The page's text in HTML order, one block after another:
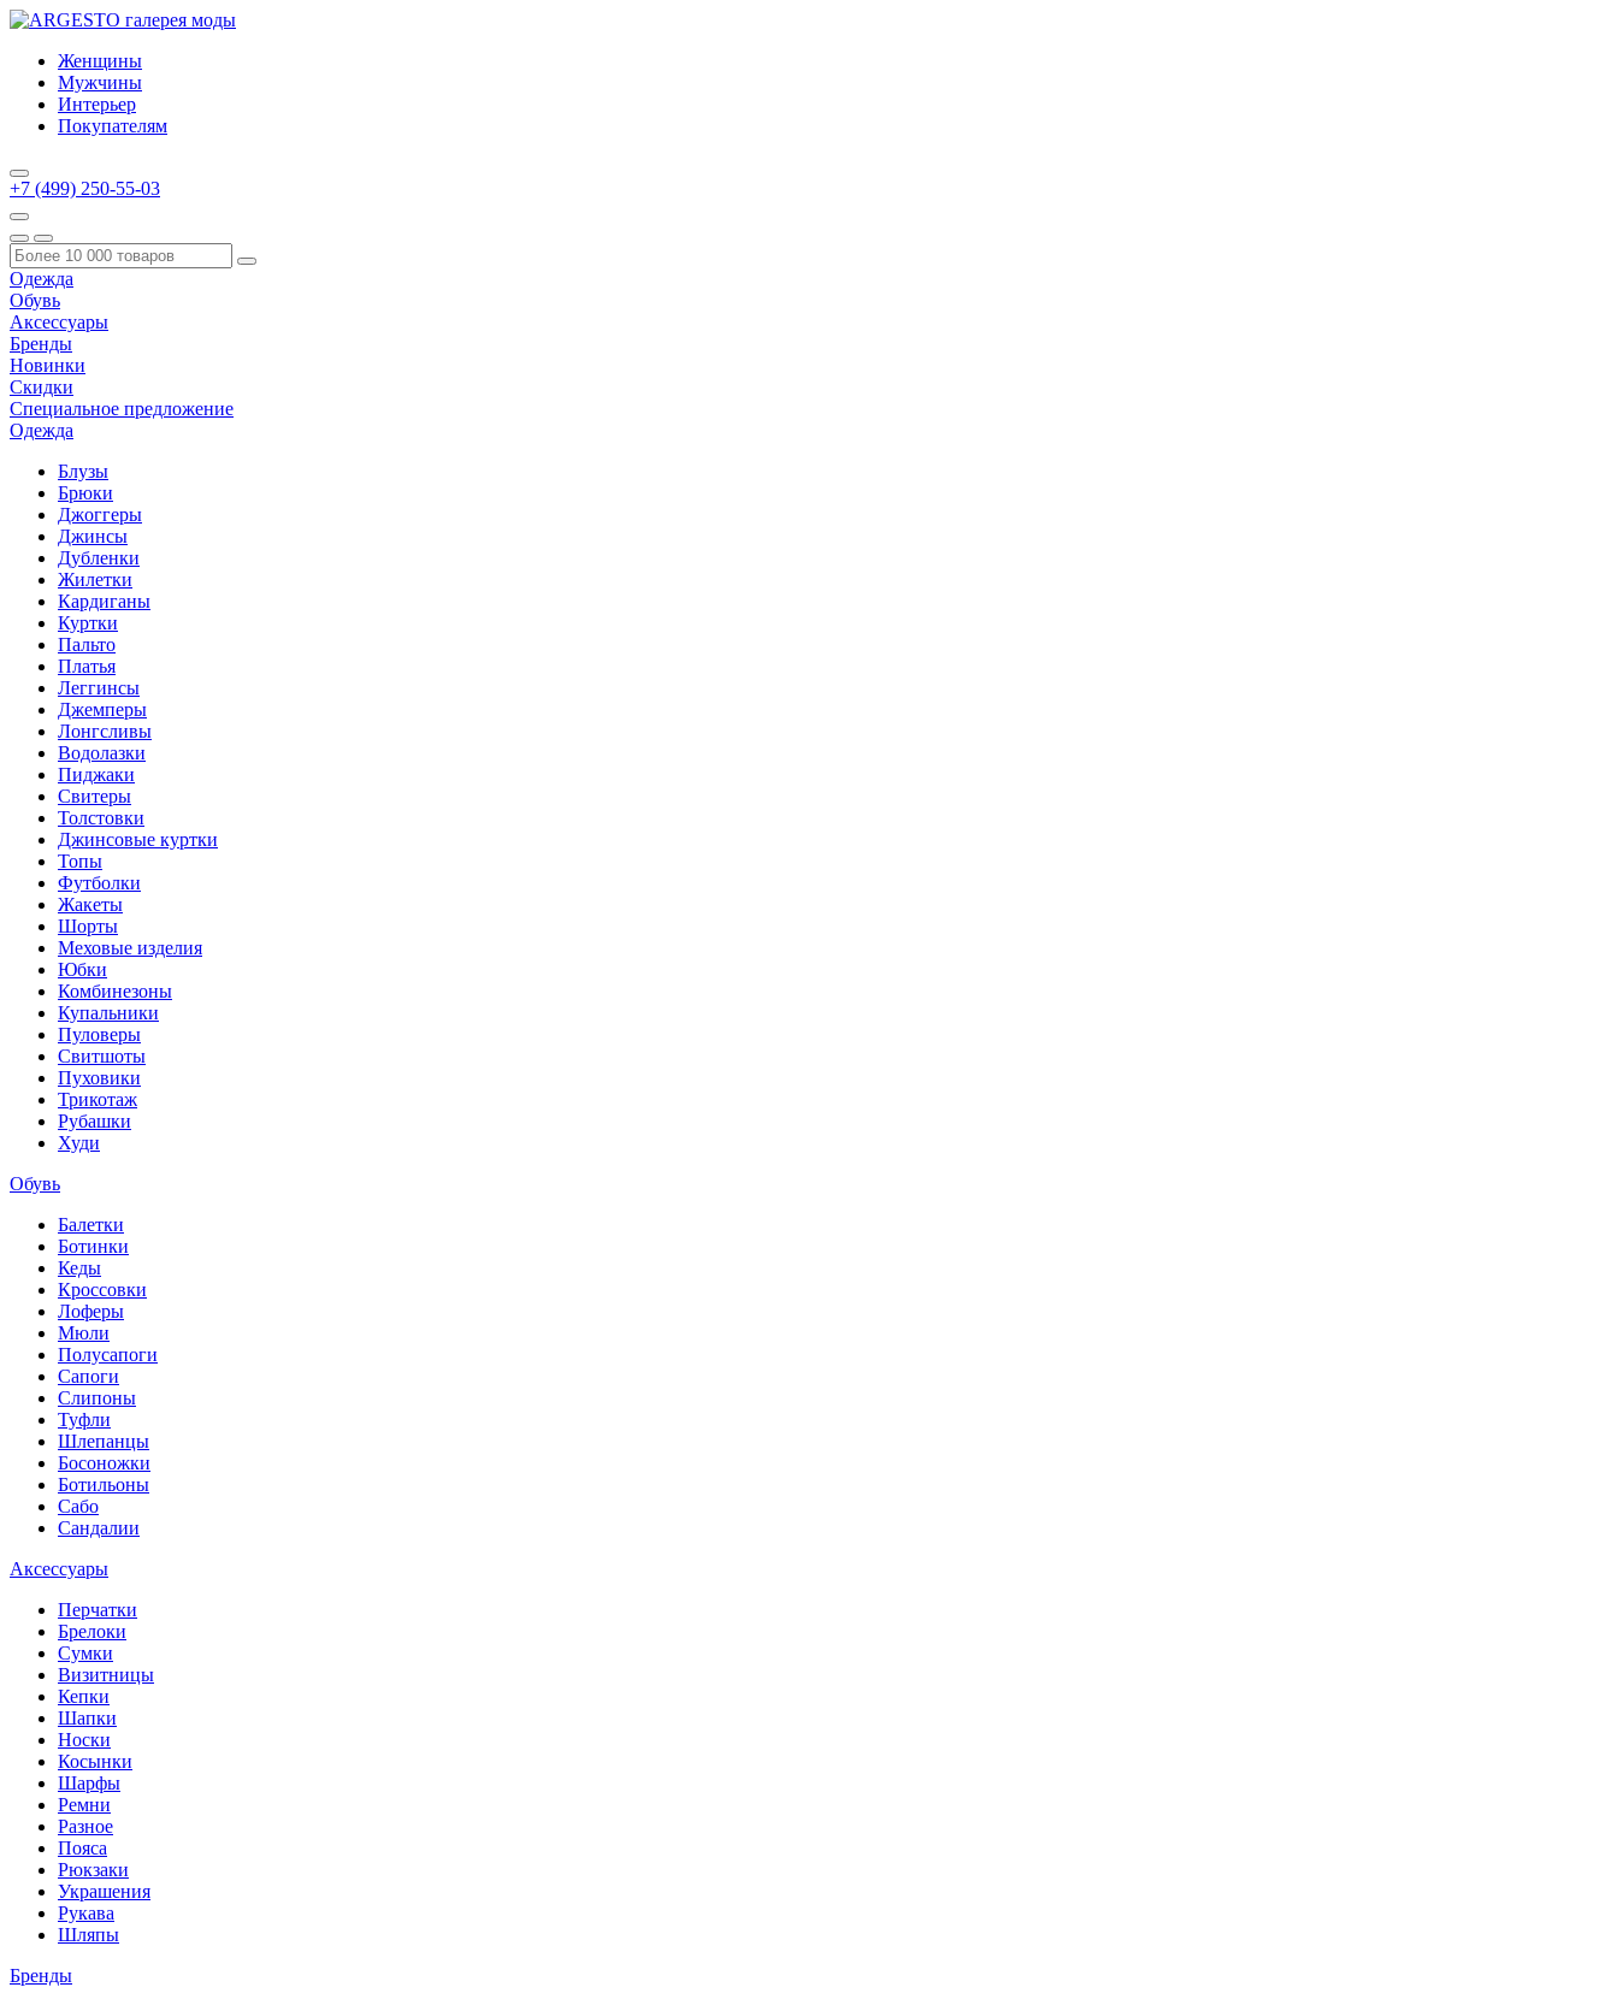
Женщины
Мужчины
Интерьер
Покупателям
+7 (499) 250-55-03
Одежда
Обувь
Аксессуары
Бренды
Новинки
Скидки
Специальное предложение
Одежда
Блузы
Брюки
Джоггеры
Джинсы
Дубленки
Жилетки
Кардиганы
Куртки
Пальто
Платья
Леггинсы
Джемперы
Лонгсливы
Водолазки
Пиджаки
Свитеры
Толстовки
Джинсовые куртки
Топы
Футболки
Жакеты
Шорты
Меховые изделия
Юбки
Комбинезоны
Купальники
Пуловеры
Свитшоты
Пуховики
Трикотаж
Рубашки
Худи
Обувь
Балетки
Ботинки
Кеды
Кроссовки
Лоферы
Мюли
Полусапоги
Сапоги
Слипоны
Туфли
Шлепанцы
Босоножки
Ботильоны
Сабо
Сандалии
Аксессуары
Перчатки
Брелоки
Сумки
Визитницы
Кепки
Шапки
Носки
Косынки
Шарфы
Ремни
Разное
Пояса
Рюкзаки
Украшения
Рукава
Шляпы
Бренды